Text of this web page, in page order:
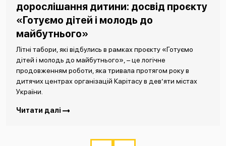
дорослішання дитини: досвід проєкту
«Готуємо дітей і молодь до
майбутнього»
Літні табори, які відбулись в рамках проєкту «Готуємо
дітей і молодь до майбутнього», – це логічне
продовженням роботи, яка тривала протягом року в
дитячих центрах організацій Карітасу в дев’яти містах
України.
Читати далі